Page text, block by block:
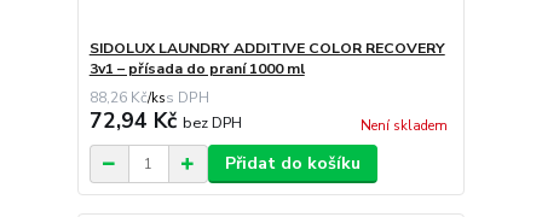
SIDOLUX LAUNDRY ADDITIVE COLOR RECOVERY
3v1 – přísada do praní 1000 ml
88,26 Kč/ks
72,94 Kč bez DPH Není skladem
Přidat do košíku